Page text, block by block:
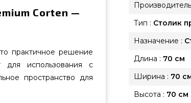
Corten —
практичное решение
использования с
пространство для
Тип : Столик
Назначение :
Длина : 70 см
Ширина : 70
Высота : 70 см